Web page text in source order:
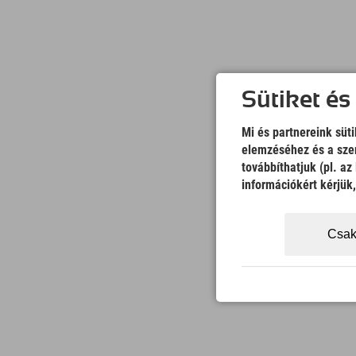
Sütiket
Mi és partnereink
elemzéséhez és a
továbbíthatjuk (pl. az
információkért